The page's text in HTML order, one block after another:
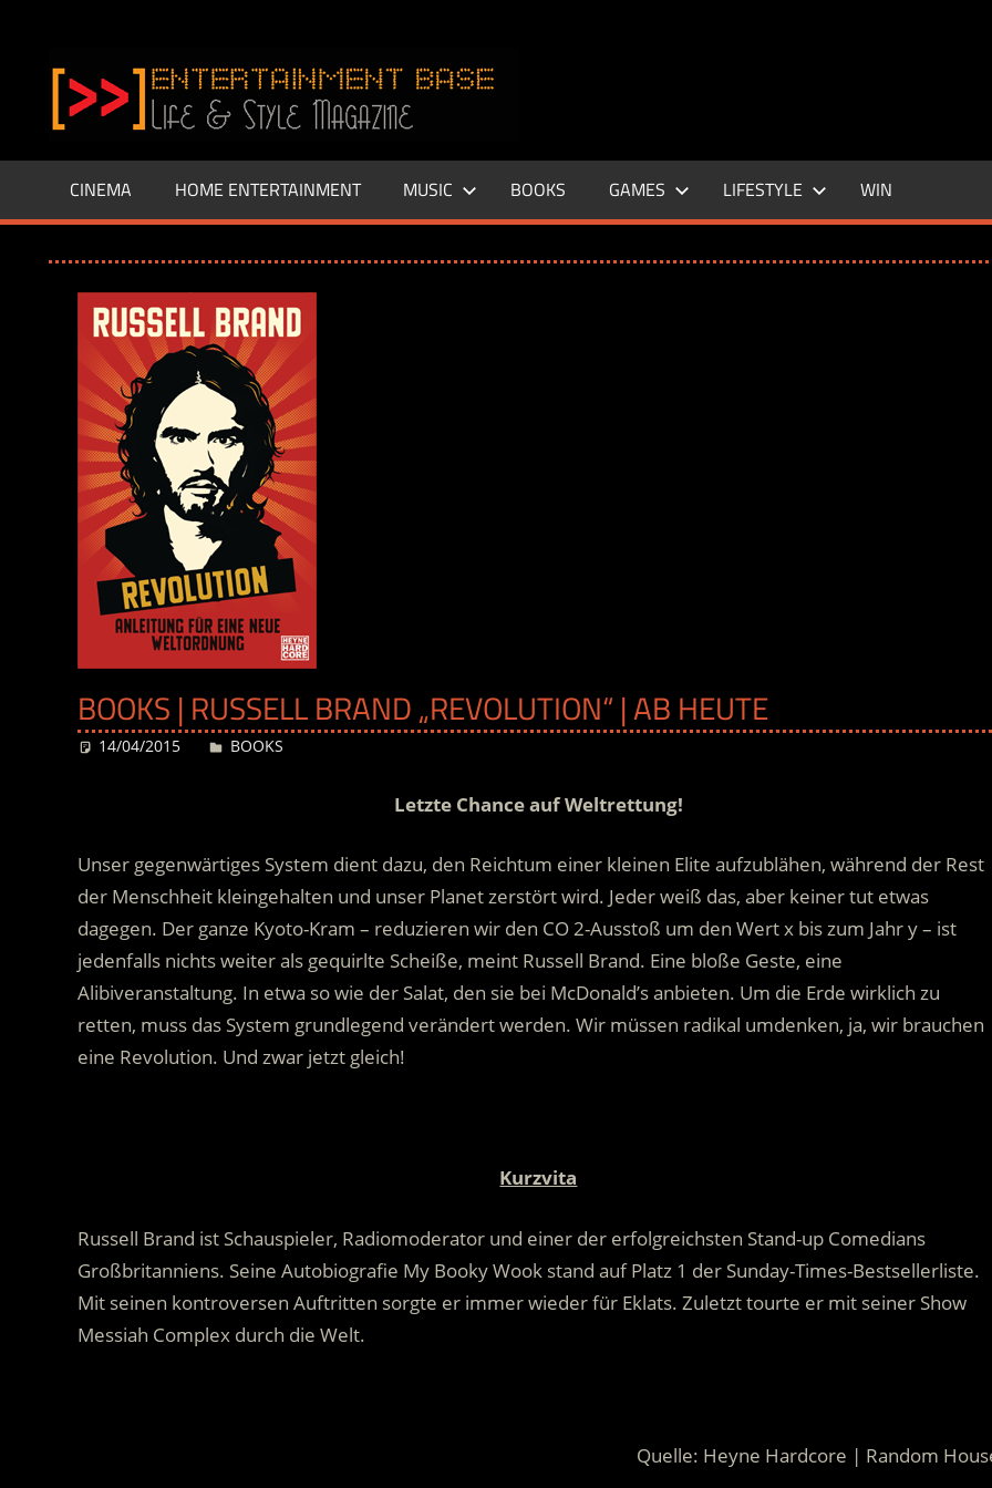
springen
–
LIFE
Base.de
CINEMA HOME ENTERTAINMENT MUSIC BOOKS GAMES LIFESTYLE WIN
BOOKS | RUSSELL BRAND „REVOLUTION“ | AB HEUTE
14/04/2015 Desiree
BOOKS
Letzte Chance auf Weltrettung!
Unser gegenwärtiges System dient dazu, den Reichtum einer kleinen Elite aufzublähen, während der Rest
der Menschheit kleingehalten und unser Planet zerstört wird. Jeder weiß das, aber keiner tut etwas
dagegen. Der ganze Kyoto-Kram – reduzieren wir den CO 2-Ausstoß um den Wert x bis zum Jahr y – ist
jedenfalls nichts weiter als gequirlte Scheiße, meint Russell Brand. Eine bloße Geste, eine
Alibiveranstaltung. In etwa so wie der Salat, den sie bei McDonald’s anbieten. Um die Erde wirklich zu
retten, muss das System grundlegend verändert werden. Wir müssen radikal umdenken, ja, wir brauchen
eine Revolution. Und zwar jetzt gleich!
Kurzvita
Russell Brand ist Schauspieler, Radiomoderator und einer der erfolgreichsten Stand-up Comedians
Großbritanniens. Seine Autobiografie My Booky Wook stand auf Platz 1 der Sunday-Times-Bestsellerliste.
Mit seinen kontroversen Auftritten sorgte er immer wieder für Eklats. Zuletzt tourte er mit seiner Show
Messiah Complex durch die Welt.
Quelle: Heyne Hardcore | Random